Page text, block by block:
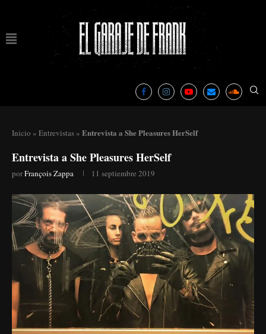
Inicio » Entrevistas » Entrevista a She Pleasures HerSelf
Entrevista a She Pleasures HerSelf
porFrançois Zappa 11 septiembre 2019